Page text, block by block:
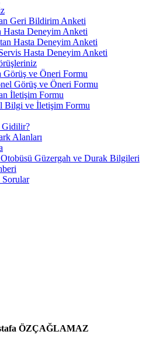
Geri Bildirim Anketi
Hasta Deneyim Anketi
Hasta Deneyim Anketi
Hasta Deneyim Anketi
Görüş ve Öneri Formu
Görüş ve Öneri Formu
İletişim Formu
Bilgi ve İletişim Formu
Gidilir?
Alanları
Güzergah ve Durak Bilgileri
Sorular
ÖZÇAĞLAMAZ